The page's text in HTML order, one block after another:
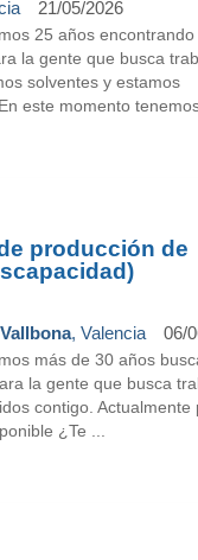
21/05/2026
25 años
la gente que busca
solventes y estamos
este momento tenemos
producción de
, Valencia 06/
más de 30 años
la gente que busca
contigo. Actualmente
¿Te ...